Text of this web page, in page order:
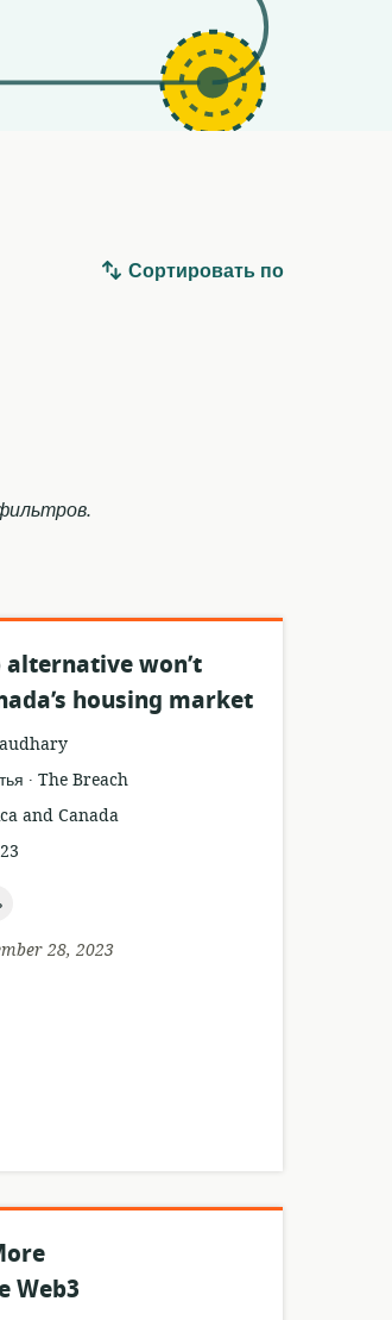
Сортировать по
alternative won’t
housing market
.
издатель:
The Breach
and Canada
28, 2023
Web3